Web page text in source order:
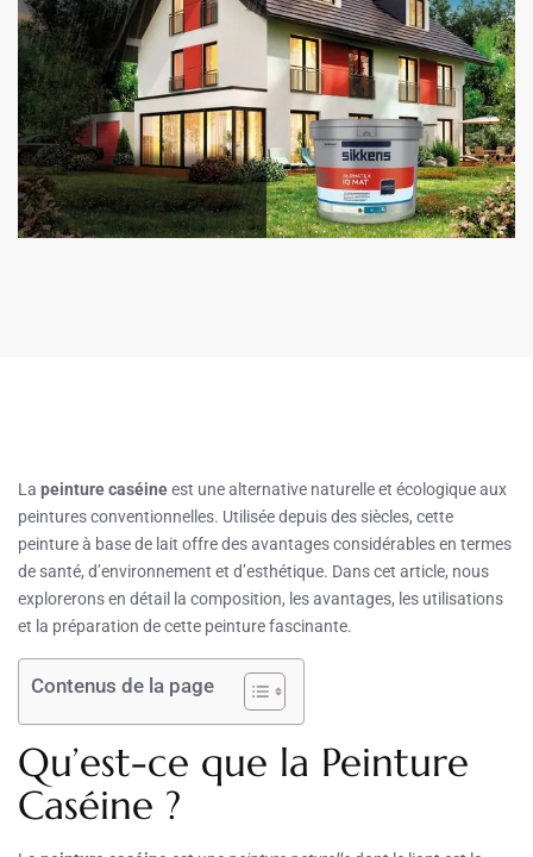
La peinture caséineest une alternative naturelle et écologique aux
peintures conventionnelles. Utilisée depuis des siècles, cette
peinture à base de lait offre des avantages considérables en termes
de santé, d’environnement et d’esthétique. Dans cet article, nous
explorerons en détail la composition, les avantages, les utilisations
et la préparation de cette peinture fascinante.
Contenus de la page
Qu’est-ce que la Peinture
Caséine ?